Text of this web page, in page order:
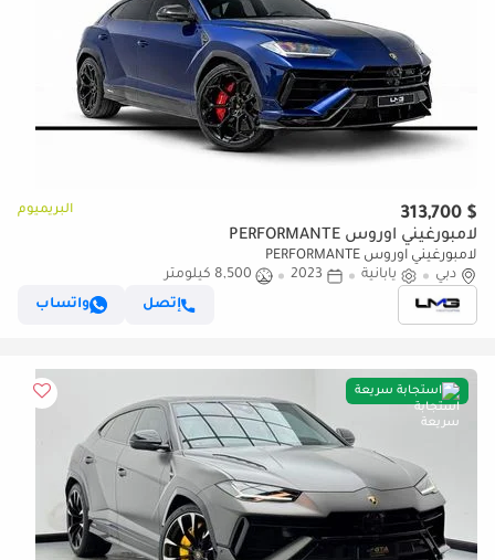
$ 313,700 البريميوم
لامبورغيني اوروس PERFORMANTE
لامبورغيني اوروس PERFORMANTE
دبي
يابانية 2023
8,500 كيلومتر
إتصل
واتساب
استجابة سريعة